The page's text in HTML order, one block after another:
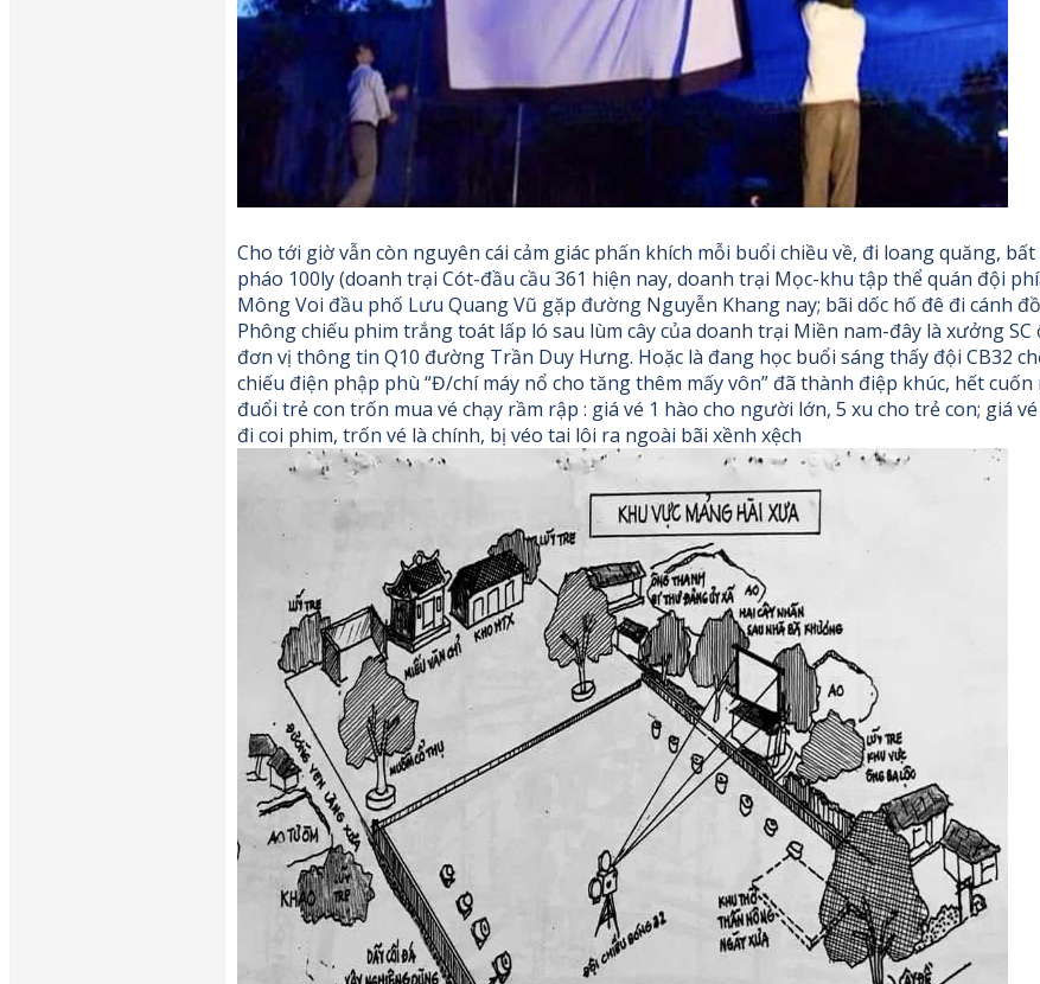
Cho tới giờ vẫn còn nguyên cái cảm giác phấn khích mỗi buổi chiều về, đi loang quăng,
pháo 100ly (doanh trại Cót-đầu cầu 361 hiện nay, doanh trại Mọc-khu tập thể quán đội
Mông Voi đầu phố Lưu Quang Vũ gặp đường Nguyễn Khang nay; bãi dốc hố đê đi cánh
Phông chiếu phim trắng toát lấp ló sau lùm cây của doanh trại Miền nam-đây là xưởng
đơn vị thông tin Q10 đường Trần Duy Hưng. Hoặc là đang học buổi sáng thấy đội CB32
chiếu điện phập phù “Đ/chí máy nổ cho tăng thêm mấy vôn” đã thành điệp khúc, hết
đuổi trẻ con trốn mua vé chạy rầm rập : giá vé 1 hào cho người lớn, 5 xu cho trẻ con; giá
đi coi phim, trốn vé là chính, bị véo tai lôi ra ngoài bãi xềnh xệch